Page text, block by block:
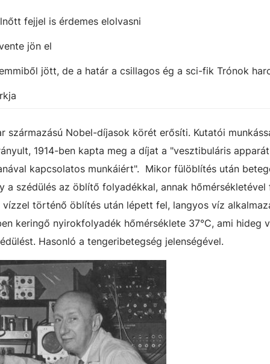
fejjel is érdemes elolvasni
jön el
jött, de a határ a csillagos ég a sci-fik Trónok
származású Nobel-díjasok körét erősíti. Kutatói
1914-ben kapta meg a díjat a "vesztibuláris
kapcsolatos munkáiért". Mikor fülöblítés után
szédülés az öblítő folyadékkal, annak hőmérsékletével
történő öblítés után lépett fel, langyos víz
keringő nyirokfolyadék hőmérséklete 37°C, ami hideg
Hasonló a tengeribetegség jelenségével.